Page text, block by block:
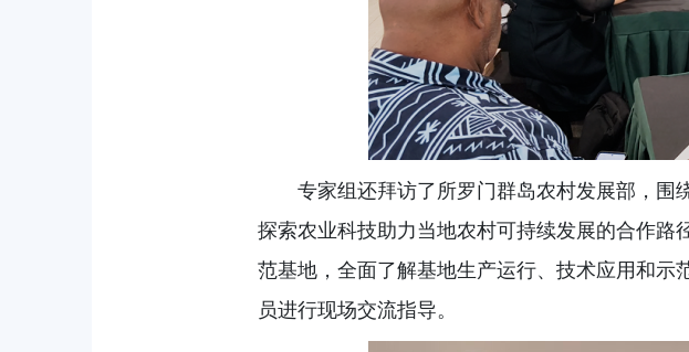
专家组还拜访了所罗门群岛农村发展部，围
探索农业科技助力当地农村可持续发展的合作
范基地，全面了解基地生产运行、技术应用和示
员进行现场交流指导。